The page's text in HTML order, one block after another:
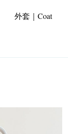
外套｜Coat